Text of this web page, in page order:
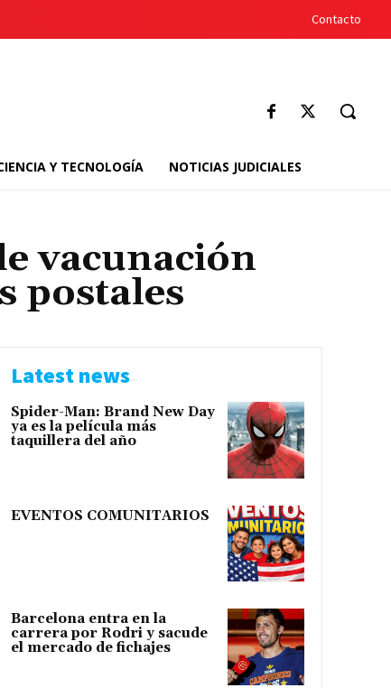
Contacto
Y TECNOLOGÍA NOTICIAS JUDICIALES
vacunación
postales
Latest news
Spider-Man: Brand New Day
ya es la película más
taquillera del año
EVENTOS COMUNITARIOS
Barcelona entra en la
carrera por Rodri y sacude
el mercado de fichajes